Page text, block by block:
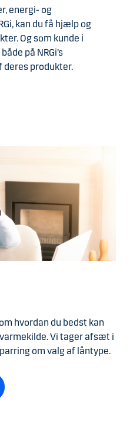
energi- og
kan du få hjælp og
Og som kunde i
på NRGi’s
deres produkter.
hvordan du bedst kan
Vi tager afsæt i
om valg af låntype.